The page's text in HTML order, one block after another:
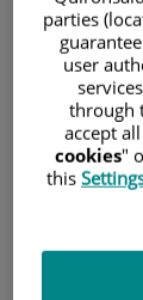
10 de marzo de
HOSPITAL
El circuito
pruebas de
parties
user
through
accept
cookies"
this